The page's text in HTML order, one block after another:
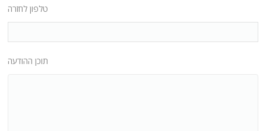
טלפון לחזרה
תוכן ההודעה